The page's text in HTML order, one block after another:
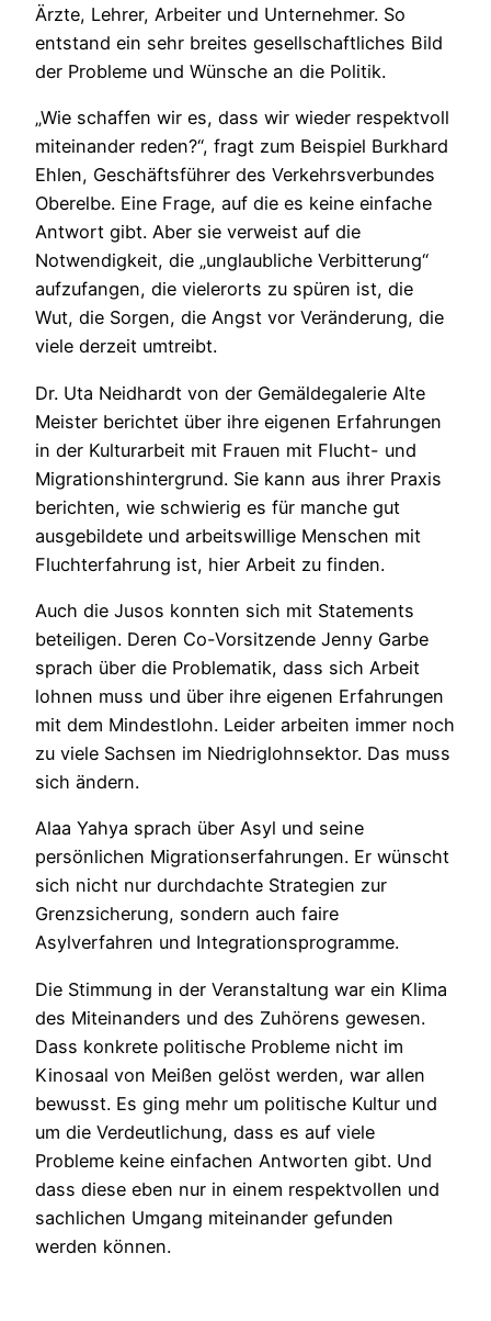
Ärzte, Lehrer, Arbeiter und Unternehmer. So
entstand ein sehr breites gesellschaftliches Bild
der Probleme und Wünsche an die Politik.
„Wie schaffen wir es, dass wir wieder respektvoll
miteinander reden?“, fragt zum Beispiel Burkhard
Ehlen, Geschäftsführer des Verkehrsverbundes
Oberelbe. Eine Frage, auf die es keine einfache
Antwort gibt. Aber sie verweist auf die
Notwendigkeit, die „unglaubliche Verbitterung“
aufzufangen, die vielerorts zu spüren ist, die
Wut, die Sorgen, die Angst vor Veränderung, die
viele derzeit umtreibt.
Dr. Uta Neidhardt von der Gemäldegalerie Alte
Meister berichtet über ihre eigenen Erfahrungen
in der Kulturarbeit mit Frauen mit Flucht- und
Migrationshintergrund. Sie kann aus ihrer Praxis
berichten, wie schwierig es für manche gut
ausgebildete und arbeitswillige Menschen mit
Fluchterfahrung ist, hier Arbeit zu finden.
Auch die Jusos konnten sich mit Statements
beteiligen. Deren Co-Vorsitzende Jenny Garbe
sprach über die Problematik, dass sich Arbeit
lohnen muss und über ihre eigenen Erfahrungen
mit dem Mindestlohn. Leider arbeiten immer noch
zu viele Sachsen im Niedriglohnsektor. Das muss
sich ändern.
Alaa Yahya sprach über Asyl und seine
persönlichen Migrationserfahrungen. Er wünscht
sich nicht nur durchdachte Strategien zur
Grenzsicherung, sondern auch faire
Asylverfahren und Integrationsprogramme.
Die Stimmung in der Veranstaltung war ein Klima
des Miteinanders und des Zuhörens gewesen.
Dass konkrete politische Probleme nicht im
Kinosaal von Meißen gelöst werden, war allen
bewusst. Es ging mehr um politische Kultur und
um die Verdeutlichung, dass es auf viele
Probleme keine einfachen Antworten gibt. Und
dass diese eben nur in einem respektvollen und
sachlichen Umgang miteinander gefunden
werden können.